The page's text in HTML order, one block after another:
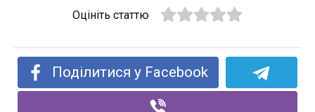
Оцініть статтю
Поділитися у Facebook